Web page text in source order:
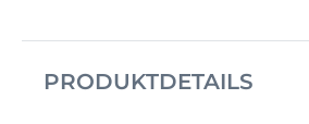
PRODUKTDETAILS